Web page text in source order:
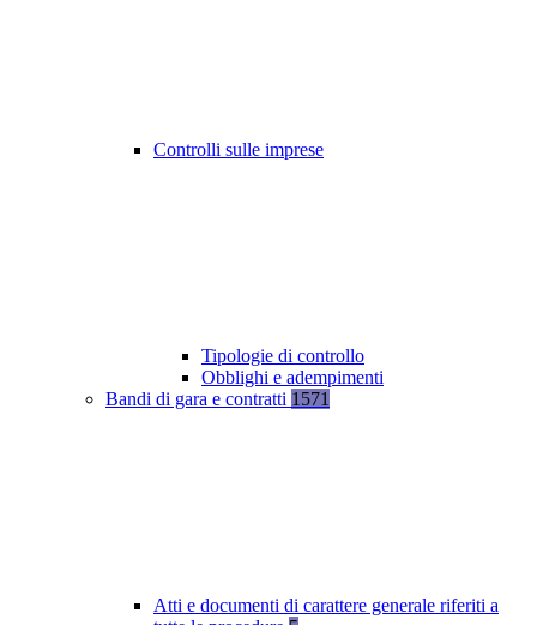
Controlli sulle imprese
Tipologie di controllo
Obblighi e adempimenti
Bandi di gara e contratti 1571
Atti e documenti di carattere generale riferiti a